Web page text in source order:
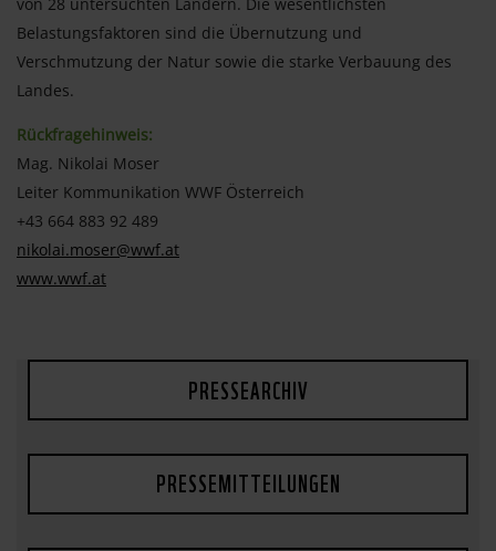
von 28 untersuchten Ländern. Die wesentlichsten
Belastungsfaktoren sind die Übernutzung und
Verschmutzung der Natur sowie die starke Verbauung des
Landes.
Rückfragehinweis:
Mag. Nikolai Moser
Leiter Kommunikation WWF Österreich
+43 664 883 92 489
nikolai.moser@wwf.at
www.wwf.at
PRESSEARCHIV
PRESSEMITTEILUNGEN